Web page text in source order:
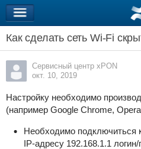
Как сделать сеть Wi-Fi
Сервисный центр xPON
окт. 10, 2019
Настройку необходимо
(например Google Chrome,
Необходимо подключиться
IP-адресу 192.168.1.1